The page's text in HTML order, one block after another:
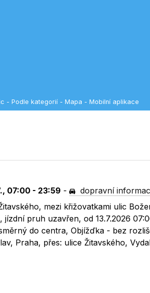
- Podle kategorií - Mapa - Mobilní aplikace
07:00 - 23:59 - dopravní
mezi křižovatkami ulic
jízdní pruh uzavřen, od 13.7.2026
do centra, Objížďka - bez
Praha, přes: ulice Žitavského,